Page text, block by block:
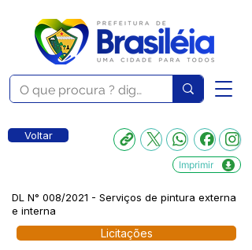
Voltar
Imprimir
DL N° 008/2021 - Serviços de pintura externa
e interna
Licitações